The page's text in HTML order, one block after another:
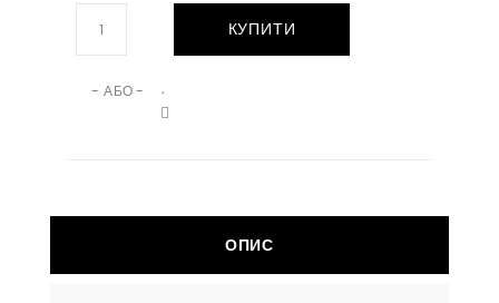
КУПИТИ
- АБО -
ОПИС